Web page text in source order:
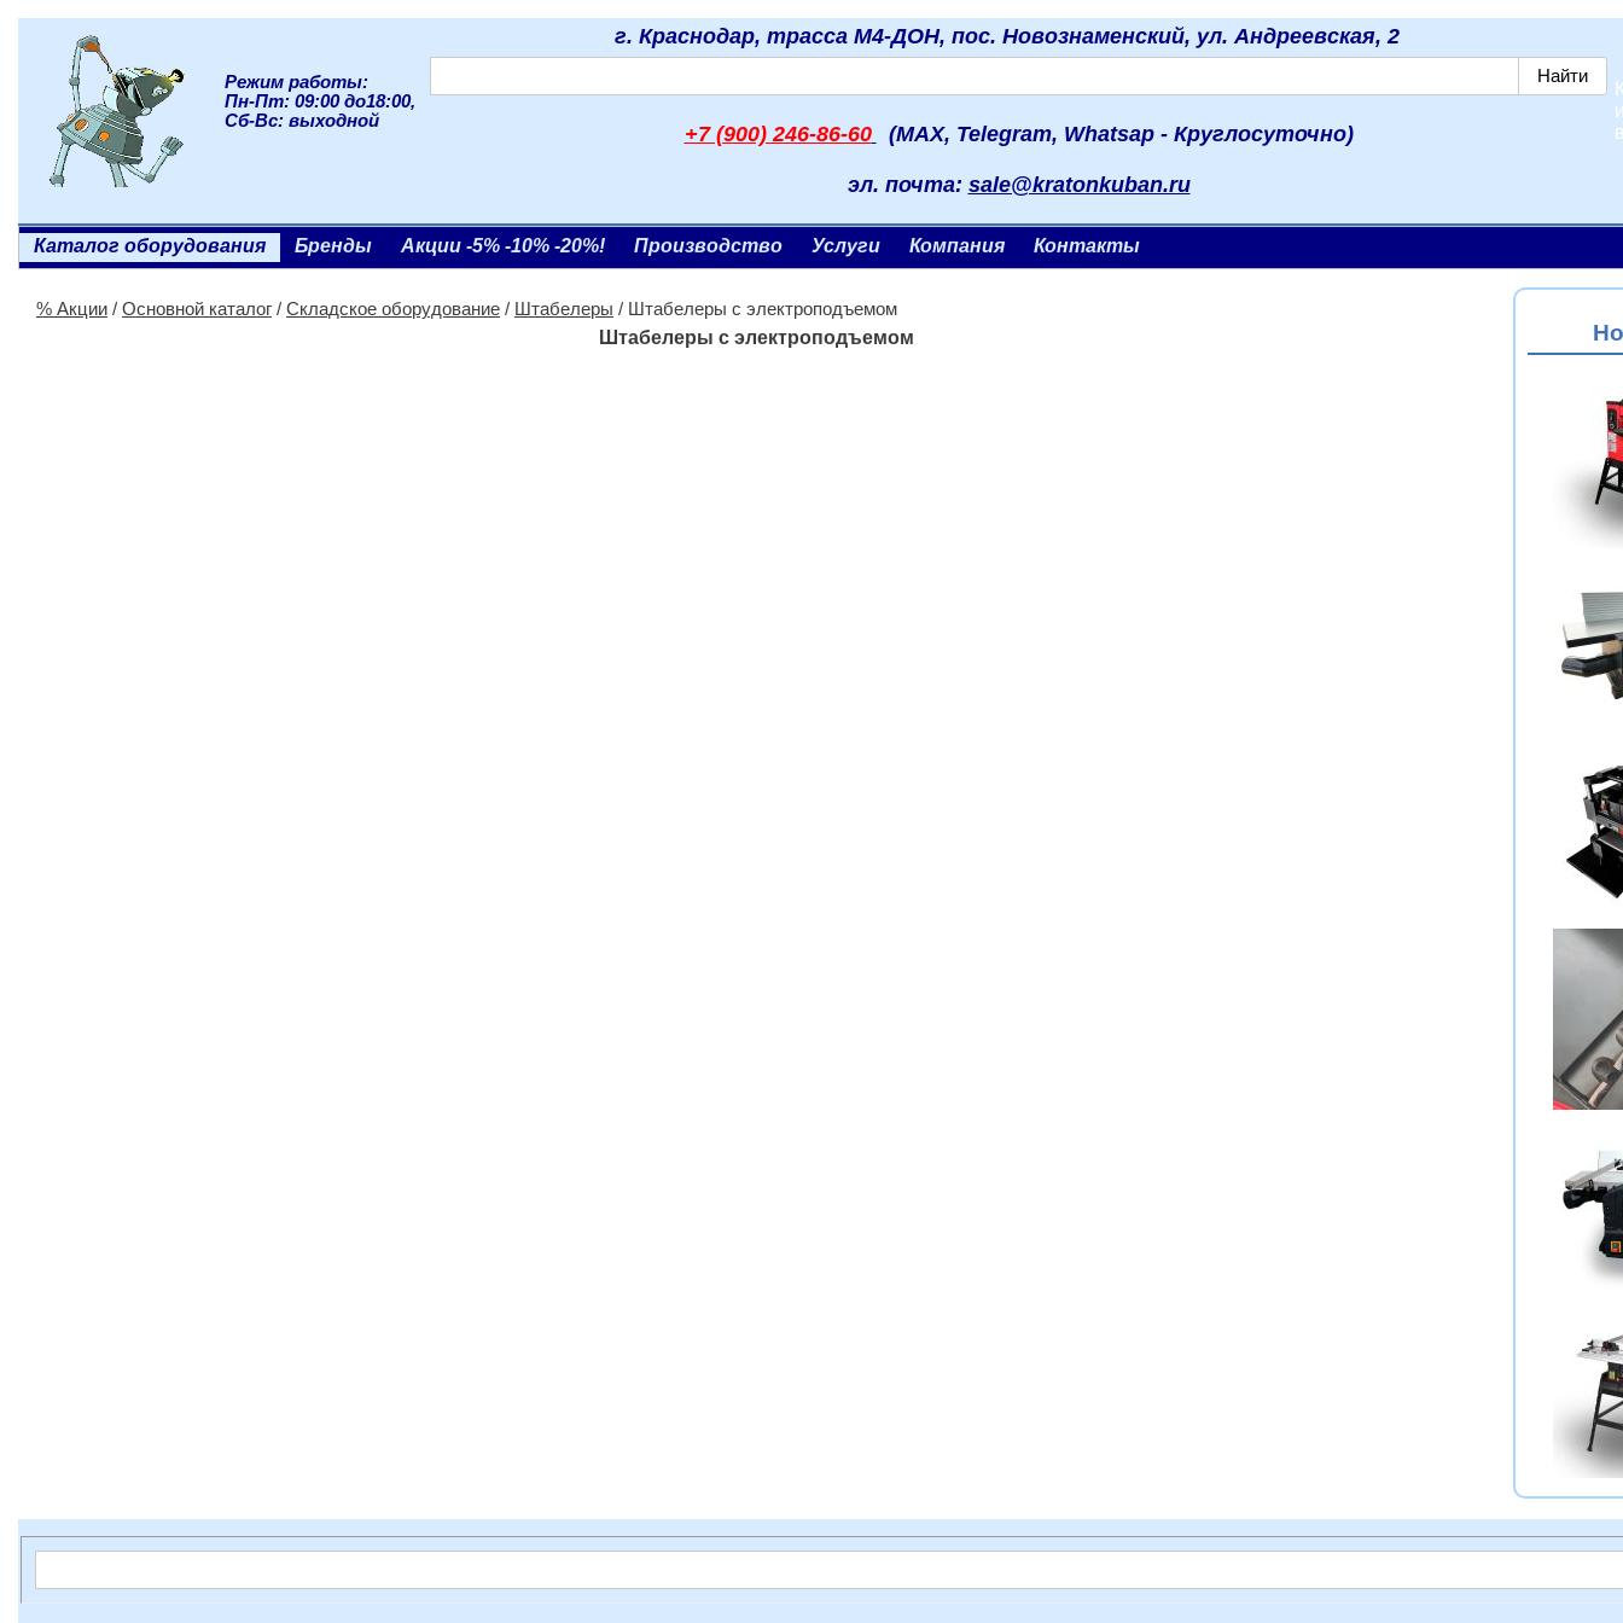
Режим работы:
Пн-Пт: 09:00 до18:00,
Сб-Вс: выходной
г. Краснодар, трасса М4-ДОН, пос. Новознаменский, ул. Андреевская, 2
+7 (900) 246-86-60 (MAX, Telegram, Whatsap - Круглосуточно)
эл. почта: sale@kratonkuban.ru
Каталог оборудования Бренды Акции -5% -10% -20%! Производство Услуги Компания Контакты
% Акции / Основной каталог / Складское оборудование / Штабелеры / Штабелеры с электроподъемом
Штабелеры с электроподъемом